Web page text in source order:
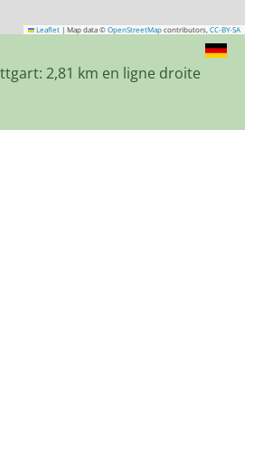
Leaflet | Map data © OpenStreetMap contributors, CC-BY-SA
2,81 km en ligne droite